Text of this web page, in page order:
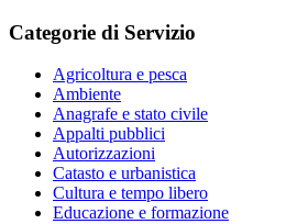
Categorie di Servizio
Agricoltura e pesca
Ambiente
Anagrafe e stato civile
Appalti pubblici
Autorizzazioni
Catasto e urbanistica
Cultura e tempo libero
Educazione e formazione